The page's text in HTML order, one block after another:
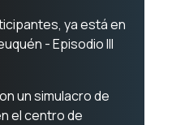
ya está en
- Episodio III
un simulacro de
el centro de